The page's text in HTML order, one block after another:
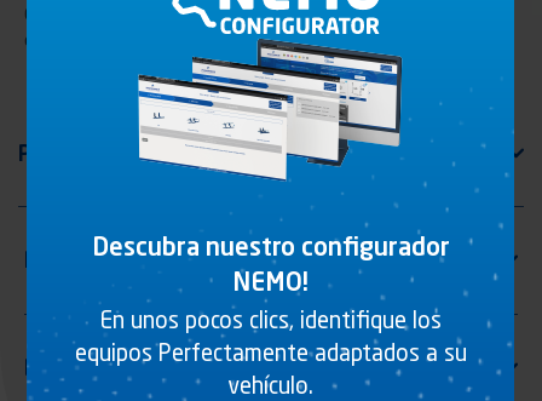
Guarnicion vulcanizada para puerta completa, ideal para
espesor del panel de 50 á 70 mm
Descubra nuestro configurador
NEMO!
En unos pocos clics, identifique los
equipos Perfectamente adaptados a su
vehículo.